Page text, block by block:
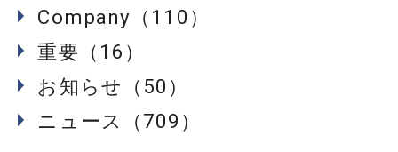
Company（110）
重要（16）
お知らせ（50）
ニュース（709）